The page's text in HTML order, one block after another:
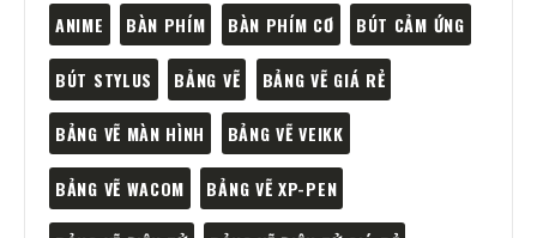
ANIME BÀN PHÍM BÀN PHÍM CƠ BÚT CẢM ỨNG
BÚT STYLUS BẢNG VẼ BẢNG VẼ GIÁ RẺ
BẢNG VẼ MÀN HÌNH BẢNG VẼ VEIKK
BẢNG VẼ WACOM BẢNG VẼ XP-PEN